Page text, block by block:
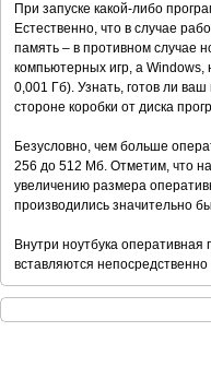
При запуске какой-либо
Естественно, что в случае
память – в противном случае
компьютерных игр, а
0,001 Гб). Узнать, готов ли
стороне коробки от диска
Безусловно, чем больше
256 до 512 Мб. Отметим, что
увеличению размера
производились значительно
Внутри ноутбука
вставляются